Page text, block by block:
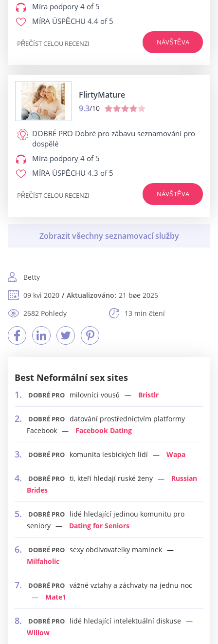
Míra podpory 4 of 5
MÍRA ÚSPĚCHU 4.4 of 5
NÁVŠTĚVA
PŘEČÍST CELOU RECENZI
FlirtyMature
9.3/10
DOBRÉ PRO Dobré pro zábavu seznamování pro
dospělé
Míra podpory 4 of 5
MÍRA ÚSPĚCHU 4.3 of 5
NÁVŠTĚVA
PŘEČÍST CELOU RECENZI
Betty
09 kvì 2020
Aktualizováno: 21 bøe 2025
2682 Pohledy
13 min čtení
Best Neformální sex sites
DOBRÉ PRO milovníci vousů Bristlr
DOBRÉ PRO datování prostřednictvím platformy
Facebook
Facebook Dating
DOBRÉ PRO komunita lesbických lidí Wapa
DOBRÉ PRO ti, kteří hledají ruské ženy
Russian
Brides
DOBRÉ PRO
lidé hledající jedinou komunitu pro
seniory
Dating for Seniors
DOBRÉ PRO sexy obdivovatelky maminek
Milfaholic
DOBRÉ PRO vážné vztahy a záchvaty na jednu noc
Mate1
DOBRÉ PRO
lidé hledající intelektuální diskuse
Willow